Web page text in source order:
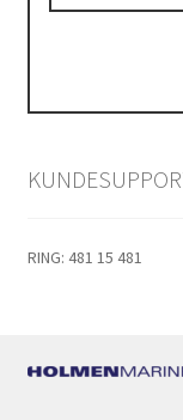
RING: 481 15 481